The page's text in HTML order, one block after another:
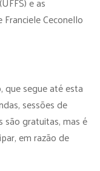
Ceconello
que segue até esta
sessões de
são gratuitas, mas é
em razão de